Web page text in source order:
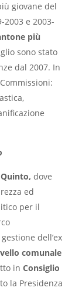
giovane del
e 2003-
più
sono stato
dal 2007. In
dove
ed
per il
dell’ex
comunale
in Consiglio
la Presidenza